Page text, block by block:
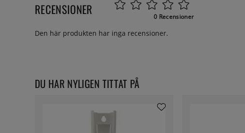
RECENSIONER 0 Recensioner
Den här produkten har inga recensioner.
DU HAR NYLIGEN TITTAT PÅ